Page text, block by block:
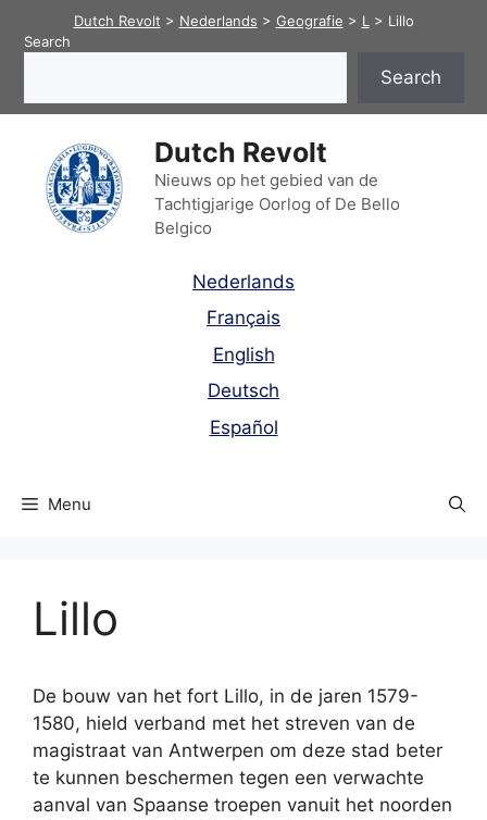
Dutch Revolt > Nederlands > Geografie > L > Lillo
Search
Search
Dutch Revolt
Nieuws op het gebied van de
Tachtigjarige Oorlog of De Bello
Belgico
Nederlands
Français
English
Deutsch
Español
Menu
Lillo
De bouw van het fort Lillo, in de jaren 1579-
1580, hield verband met het streven van de
magistraat van Antwerpen om deze stad beter
te kunnen beschermen tegen een verwachte
aanval van Spaanse troepen vanuit het noorden